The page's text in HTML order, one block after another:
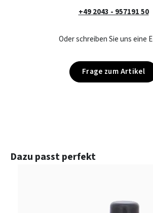
+49 2043 - 957191 50
Oder schreiben Sie uns eine
Frage zum Artikel
Produktgalerie überspringen
Dazu passt perfekt